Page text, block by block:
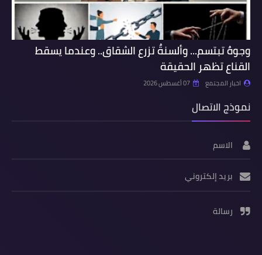
وجوهٌ تبتسم... وألسنةٌ تزرع الشقاق.. وعندما يسقط
القناع تظهر الحقيقة
اخبار المجتمع 07 أغسطس 2026
نموذج الاتصال
الاسم
بريد إلكتروني
رسالة